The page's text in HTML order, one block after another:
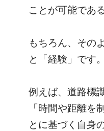
ことが可能であ
もちろん、その
と「経験」です。
例えば、道路標
「時間や距離
とに基づく自身